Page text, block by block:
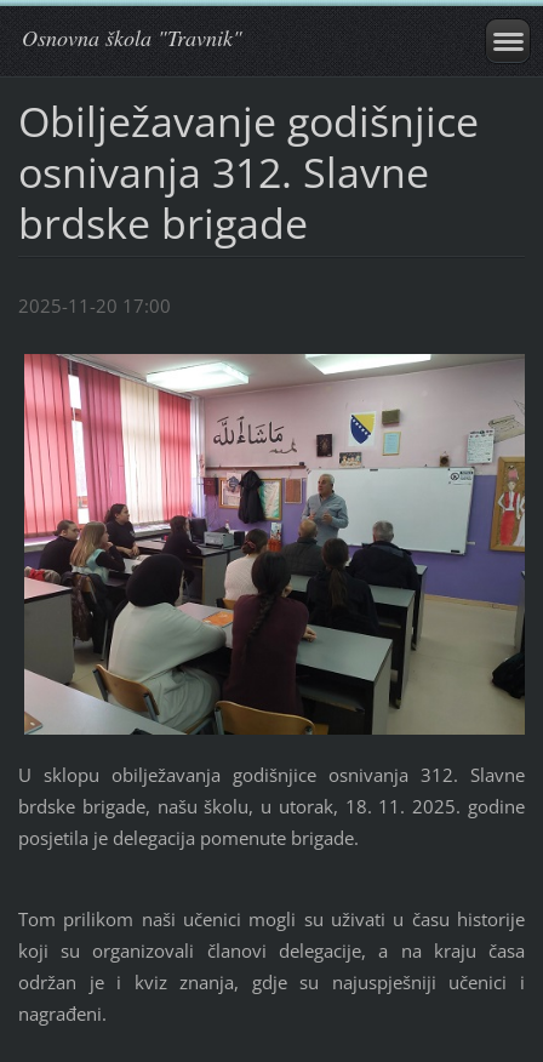
Osnovna škola "Travnik"
Obilježavanje godišnjice
osnivanja 312. Slavne
brdske brigade
2025-11-20 17:00
U sklopu obilježavanja godišnjice osnivanja 312. Slavne
brdske brigade, našu školu, u utorak, 18. 11. 2025. godine
posjetila je delegacija pomenute brigade.
Tom prilikom naši učenici mogli su uživati u času historije
koji su organizovali članovi delegacije, a na kraju časa
održan je i kviz znanja, gdje su najuspješniji učenici i
nagrađeni.